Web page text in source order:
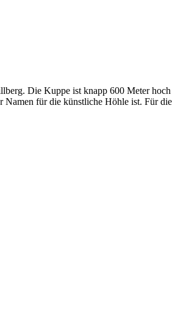
Die Kuppe ist knapp 600 Meter hoch
Namen für die künstliche Höhle ist. Für die